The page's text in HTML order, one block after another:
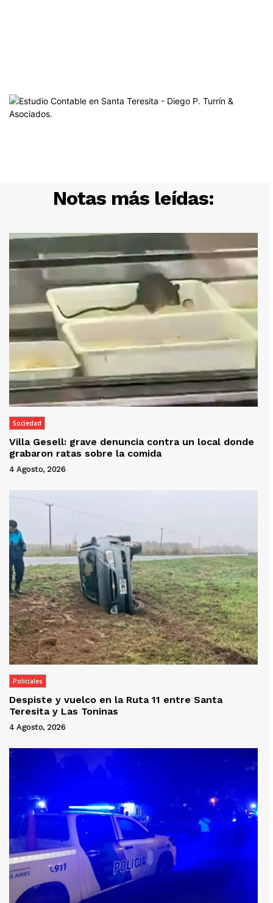
Notas más leídas:
Sociedad
Villa Gesell: grave denuncia contra un local donde
grabaron ratas sobre la comida
4 Agosto, 2026
Policiales
Despiste y vuelco en la Ruta 11 entre Santa
Teresita y Las Toninas
4 Agosto, 2026